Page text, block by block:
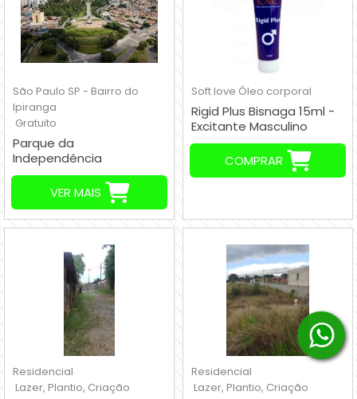
São Paulo SP - Bairro do
Ipiranga
Gratuito
Parque da
Independência
VER MAIS
Soft love Óleo corporal
Rigid Plus Bisnaga 15ml -
Excitante Masculino
COMPRAR
Residencial
Lazer, Plantio, Criação
Residencial
Lazer, Plantio, Criação